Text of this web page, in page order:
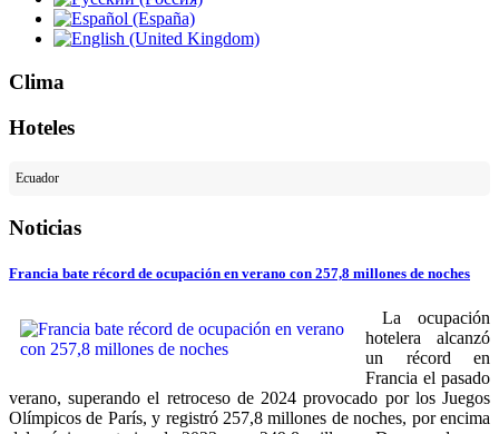
Clima
Hoteles
Ecuador
Noticias
Francia bate récord de ocupación en verano con 257,8 millones de noches
La ocupación
hotelera alcanzó
un récord en
Francia el pasado
verano, superando el retroceso de 2024 provocado por los Juegos
Olímpicos de París, y registró 257,8 millones de noches, por encima